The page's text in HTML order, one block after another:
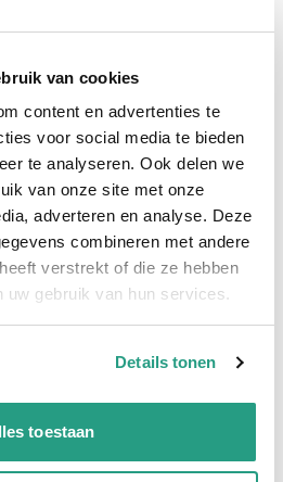
van cookies
content en advertenties te
voor social media te bieden
te analyseren. Ook delen we
van onze site met onze
adverteren en analyse. Deze
combineren met andere
verstrekt of die ze hebben
uw gebruik van hun services.
Details tonen
toestaan
9/10
39mm